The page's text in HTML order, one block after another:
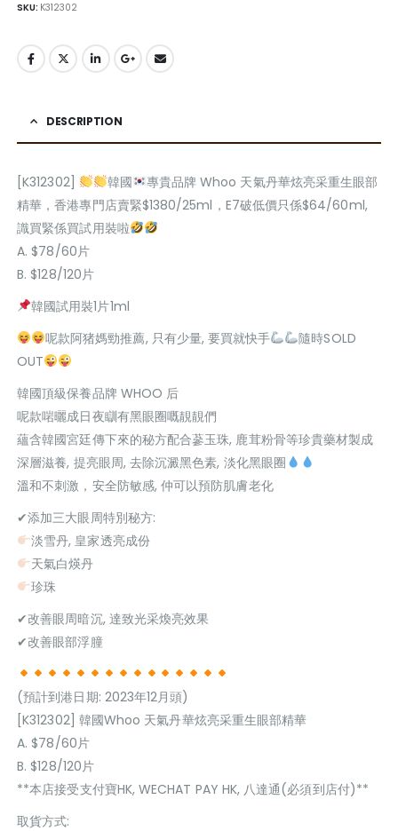
SKU: K312302
DESCRIPTION
[K312302] 韓國
專貴品牌 Whoo 天氣丹華炫亮采重生眼部
精華，香港專門店賣緊$1380/25ml，E7破低價只係$64/60ml,
識買緊係買試用裝啦
A. $78/60片
B. $128/120片
韓國試用裝1片1ml
呢款阿猪媽勁推薦, 只有少量, 要買就快手
隨時SOLD
OUT
韓國頂級保養品牌 WHOO 后
呢款啱曬成日夜瞓有黑眼圈嘅靚靚們
蘊含韓國宮廷傳下來的秘方配合蔘玉珠, 鹿茸粉骨等珍貴藥材製成
深層滋養, 提亮眼周, 去除沉澱黑色素, 淡化黑眼圈
溫和不刺激，安全防敏感, 仲可以預防肌膚老化
✔添加三大眼周特別秘方:
淡雪丹, 皇家透亮成份
天氣白煐丹
珍珠
✔改善眼周暗沉, 達致光采煥亮效果
✔改善眼部浮朣
(預計到港日期: 2023年12月頭)
[K312302] 韓國Whoo 天氣丹華炫亮采重生眼部精華
A. $78/60片
B. $128/120片
**本店接受支付寶HK, WECHAT PAY HK, 八達通(必須到店付)**
取貨方式: